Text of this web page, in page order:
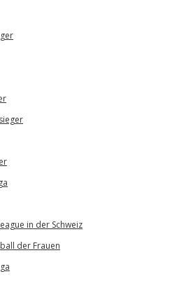
in der Schweiz
der Frauen